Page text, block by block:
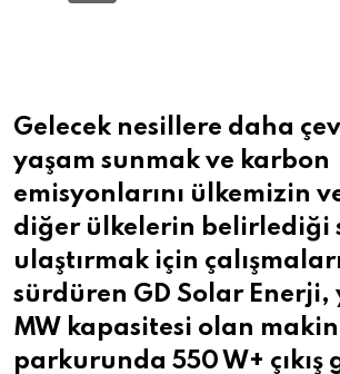
Gelecek nesillere daha
yaşam sunmak ve karbon
emisyonlarını ülkemizin
diğer ülkelerin belirlediği
ulaştırmak için
sürdüren GD Solar Enerji,
MW kapasitesi olan
parkurunda 550 W+ çıkış